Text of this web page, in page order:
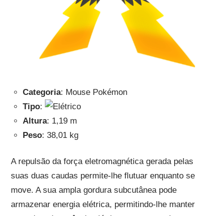
Categoria: Mouse Pokémon
Tipo:
Altura: 1,19 m
Peso: 38,01 kg
A repulsão da força eletromagnética gerada pelas
suas duas caudas permite-lhe flutuar enquanto se
move. A sua ampla gordura subcutânea pode
armazenar energia elétrica, permitindo-lhe manter